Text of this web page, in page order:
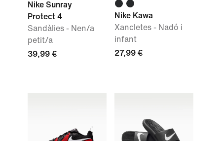
Nike Sunray
Protect 4
Sandàlies - Nen/a
petit/a
39,99 €
Nike Kawa
Xancletes - Nadó i
infant
27,99 €